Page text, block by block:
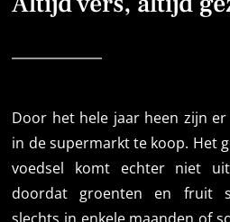
Door het hele jaar heen zijn
in de supermarkt te koop. Het
voedsel komt echter niet
doordat groenten en fruit